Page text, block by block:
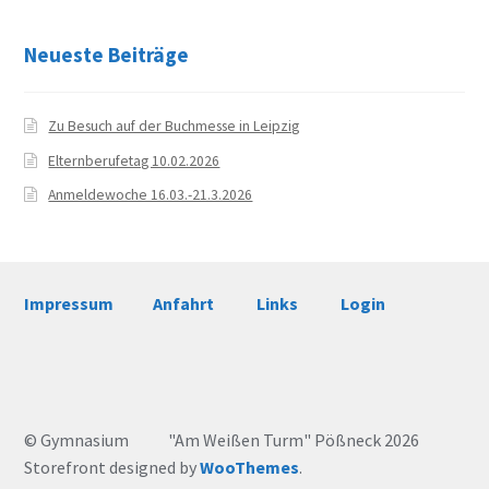
Neueste Beiträge
Zu Besuch auf der Buchmesse in Leipzig
Elternberufetag 10.02.2026
Anmeldewoche 16.03.-21.3.2026
Impressum Anfahrt Links Login
© Gymnasium "Am Weißen Turm" Pößneck 2026
Storefront designed byWooThemes.